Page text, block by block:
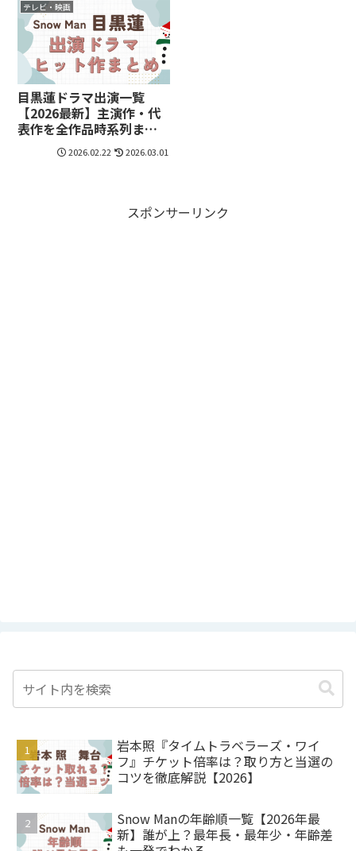
テレビ・映画
目黒蓮ドラマ出演一覧
【2026最新】主演作・代
表作を全作品時系列まと
2026.02.22 2026.03.01
スポンサーリンク
岩本照『タイムトラベラーズ・ワイ
フ』チケット倍率は？取り方と当選の
コツを徹底解説【2026】
Snow Manの年齢順一覧【2026年最
新】誰が上？最年長・最年少・年齢差